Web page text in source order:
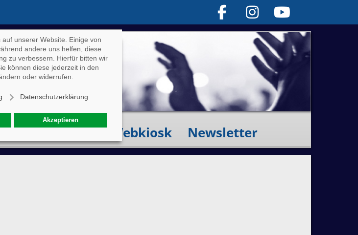
unserer Website. Einige von
andere uns helfen, diese
zu verbessern. Hierfür bitten wir
können diese jederzeit in den
oder widerrufen.
Datenschutzerklärung
Akzeptieren
Specials Webkiosk Newsletter